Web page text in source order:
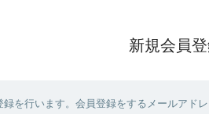
新規会員
を行います。会員登録をするメールアド